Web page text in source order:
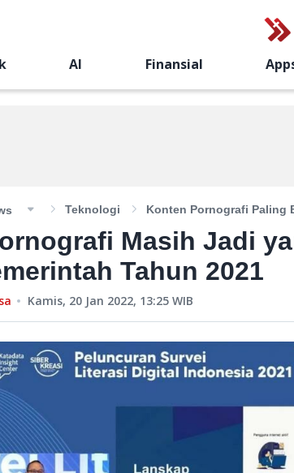
AI Finansial
Teknologi Konten Pornografi Paling
Masih Jadi
Tahun 2021
Kamis, 20 Jan 2022, 13:25 WIB